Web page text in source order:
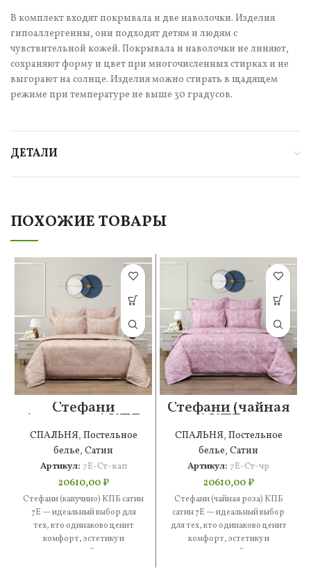
В комплект входят покрывала и две наволочки. Изделия
гипоаллергенны, они подходят детям и людям с
чувствительной кожей. Покрывала и наволочки не линяют,
сохраняют форму и цвет при многочисленных стирках и не
выгорают на солнце. Изделия можно стирать в щадящем
режиме при температуре не выше 30 градусов.
ДЕТАЛИ
ПОХОЖИЕ ТОВАРЫ
Стефани
(капучино) КПБ
сатин 7Е
СПАЛЬНЯ, Постельное
белье, Сатин
Артикул: 7Е-Ст-кап
20610,00₽
Стефани (капучино) КПБ сатин
7Е — идеальный выбор для
тех, кто одинаково ценит
комфорт, эстетику и
практичность. В составе —
Стефани (чайная
роза) КПБ сатин
7Е
СПАЛЬНЯ, Постельное
белье, Сатин
Артикул: 7Е-Ст-чр
20610,00₽
Стефани (чайная роза) КПБ
сатин 7Е — идеальный выбор
для тех, кто одинаково ценит
комфорт, эстетику и
практичность. В составе